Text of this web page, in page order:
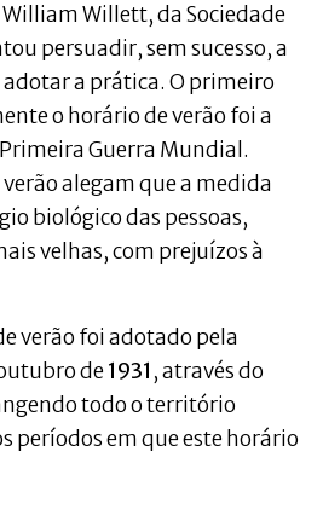
Willett, da Sociedade
persuadir, sem sucesso, a
a prática. O primeiro
o horário de verão foi a
Guerra Mundial.
alegam que a medida
biológico das pessoas,
velhas, com prejuízos à
verão foi adotado pela
de1931 , através do
todo o território
períodos em que este horário